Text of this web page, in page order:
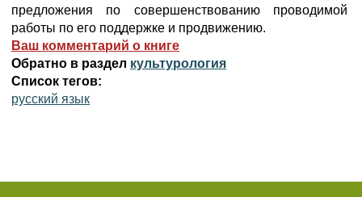
предложения по совершенствованию проводимой
работы по его поддержке и продвижению.
Ваш комментарий о книге
Обратно в раздел культурология
Список тегов:
русский язык